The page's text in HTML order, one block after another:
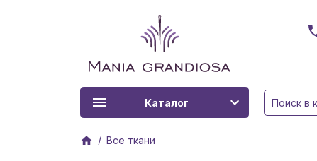
Каталог
Все ткани